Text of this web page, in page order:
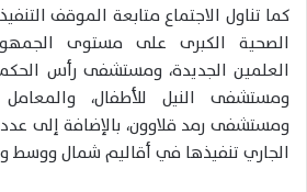
كما تناول الاجتماع متابعة الموقف
الصحية الكبرى على مستوى
العلمين الجديدة، ومستشفى رأس
ومستشفى النيل للأطفال، والمعامل
ومستشفى رمد قلاوون، بالإضافة إلى
الجاري تنفيذها في أقاليم شمال ووسط